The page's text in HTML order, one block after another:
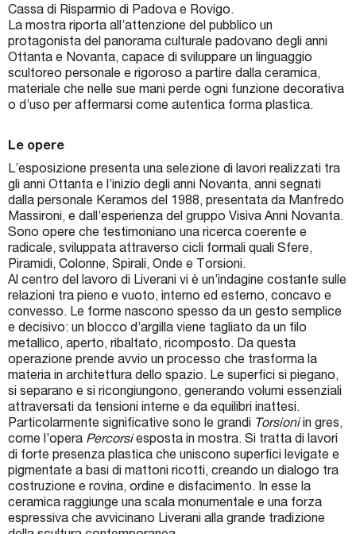
Cassa di Risparmio di Padova e Rovigo.
La mostra riporta all’attenzione del pubblico un
protagonista del panorama culturale padovano degli anni
Ottanta e Novanta, capace di sviluppare un linguaggio
scultoreo personale e rigoroso a partire dalla ceramica,
materiale che nelle sue mani perde ogni funzione decorativa
o d’uso per affermarsi come autentica forma plastica.
Le opere
L’esposizione presenta una selezione di lavori realizzati tra
gli anni Ottanta e l’inizio degli anni Novanta, anni segnati
dalla personale Keramos del 1988, presentata da Manfredo
Massironi, e dall’esperienza del gruppo Visiva Anni Novanta.
Sono opere che testimoniano una ricerca coerente e
radicale, sviluppata attraverso cicli formali quali Sfere,
Piramidi, Colonne, Spirali, Onde e Torsioni.
Al centro del lavoro di Liverani vi è un’indagine costante sulle
relazioni tra pieno e vuoto, interno ed esterno, concavo e
convesso. Le forme nascono spesso da un gesto semplice
e decisivo: un blocco d’argilla viene tagliato da un filo
metallico, aperto, ribaltato, ricomposto. Da questa
operazione prende avvio un processo che trasforma la
materia in architettura dello spazio. Le superfici si piegano,
si separano e si ricongiungono, generando volumi essenziali
attraversati da tensioni interne e da equilibri inattesi.
Particolarmente significative sono le grandi Torsioniin gres,
come l’opera Percorsiesposta in mostra. Si tratta di lavori
di forte presenza plastica che uniscono superfici levigate e
pigmentate a basi di mattoni ricotti, creando un dialogo tra
costruzione e rovina, ordine e disfacimento. In esse la
ceramica raggiunge una scala monumentale e una forza
espressiva che avvicinano Liverani alla grande tradizione